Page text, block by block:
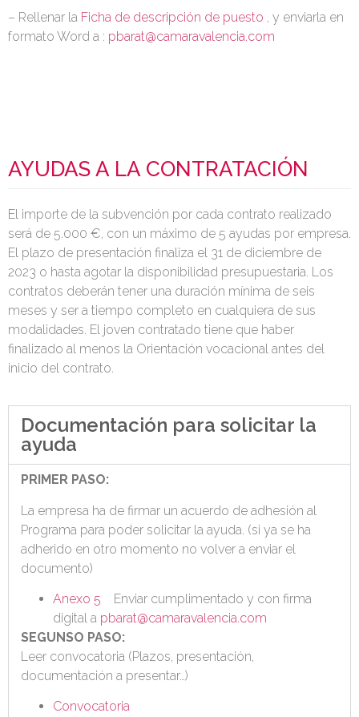
– Rellenar la Ficha de descripción de puesto , y enviarla en
formato Word a : pbarat@camaravalencia.com
AYUDAS A LA CONTRATACIÓN
El importe de la subvención por cada contrato realizado
será de 5.000 €, con un máximo de 5 ayudas por empresa.
El plazo de presentación finaliza el 31 de diciembre de
2023 o hasta agotar la disponibilidad presupuestaria. Los
contratos deberán tener una duración mínima de seis
meses y ser a tiempo completo en cualquiera de sus
modalidades. El joven contratado tiene que haber
finalizado al menos la Orientación vocacional antes del
inicio del contrato.
Documentación para solicitar la
ayuda
PRIMER PASO:
La empresa ha de firmar un acuerdo de adhesión al
Programa para poder solicitar la ayuda. (si ya se ha
adherido en otro momento no volver a enviar el
documento)
Anexo 5
Enviar cumplimentado y con firma
digital a pbarat@camaravalencia.com
SEGUNSO PASO:
Leer convocatoria (Plazos, presentación,
documentación a presentar…)
Convocatoria